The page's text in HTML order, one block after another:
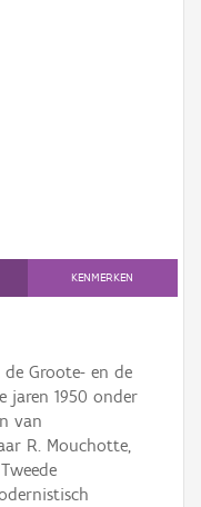
KENMERKEN
de Groote- en de
jaren 1950 onder
van
R. Mouchotte,